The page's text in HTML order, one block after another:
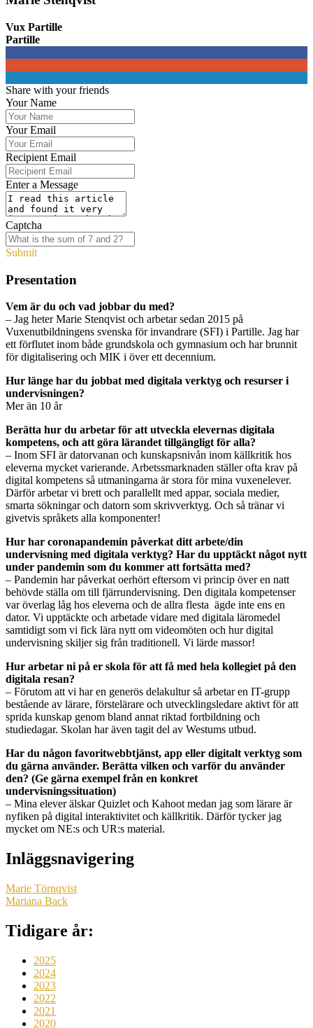
Vux Partille
Partille
Share with your friends
Your Name
Your Email
Recipient Email
Enter a Message
Captcha
Submit
Presentation
Vem är du och vad jobbar du med?
– Jag heter Marie Stenqvist och arbetar sedan 2015 på
Vuxenutbildningens svenska för invandrare (SFI) i Partille. Jag har
ett förflutet inom både grundskola och gymnasium och har brunnit
för digitalisering och MIK i över ett decennium.
Hur länge har du jobbat med digitala verktyg och resurser i
undervisningen?
Mer än 10 år
Berätta hur du arbetar för att utveckla elevernas digitala
kompetens, och att göra lärandet tillgängligt för alla?
– Inom SFI är datorvanan och kunskapsnivån inom källkritik hos
eleverna mycket varierande. Arbetssmarknaden ställer ofta krav på
digital kompetens så utmaningarna är stora för mina vuxenelever.
Därför arbetar vi brett och parallellt med appar, sociala medier,
smarta sökningar och datorn som skrivverktyg. Och så tränar vi
givetvis språkets alla komponenter!
Hur har coronapandemin påverkat ditt arbete/din
undervisning med digitala verktyg? Har du upptäckt något nytt
under pandemin som du kommer att fortsätta med?
– Pandemin har påverkat oerhört eftersom vi princip över en natt
behövde ställa om till fjärrundervisning. Den digitala kompetenser
var överlag låg hos eleverna och de allra flesta ägde inte ens en
dator. Vi upptäckte och arbetade vidare med digitala läromedel
samtidigt som vi fick lära nytt om videomöten och hur digital
undervisning skiljer sig från traditionell. Vi lärde massor!
Hur arbetar ni på er skola för att få med hela kollegiet på den
digitala resan?
– Förutom att vi har en generös delakultur så arbetar en IT-grupp
bestående av lärare, förstelärare och utvecklingsledare aktivt för att
sprida kunskap genom bland annat riktad fortbildning och
studiedagar. Skolan har även tagit del av Westums utbud.
Har du någon favoritwebbtjänst, app eller digitalt verktyg som
du gärna använder. Berätta vilken och varför du använder
den? (Ge gärna exempel från en konkret
undervisningssituation)
– Mina elever älskar Quizlet och Kahoot medan jag som lärare är
nyfiken på digital interaktivitet och källkritik. Därför tycker jag
mycket om NE:s och UR:s material.
Inläggsnavigering
Marie Törnqvist
Mariana Back
Tidigare år:
2025
2024
2023
2022
2021
2020